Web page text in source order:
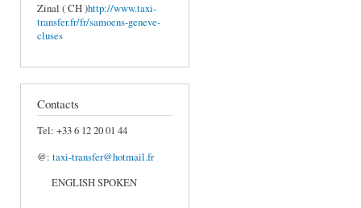
Zinal ( CH )http://www.taxi-
transfer.fr/fr/samoens-geneve-
cluses
Contacts
Tel: +33 6 12 20 01 44
@: taxi-transfer@hotmail.fr
ENGLISH SPOKEN